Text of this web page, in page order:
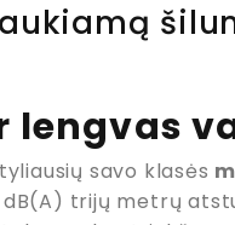
lengvas
savo klasės
trijų metrų